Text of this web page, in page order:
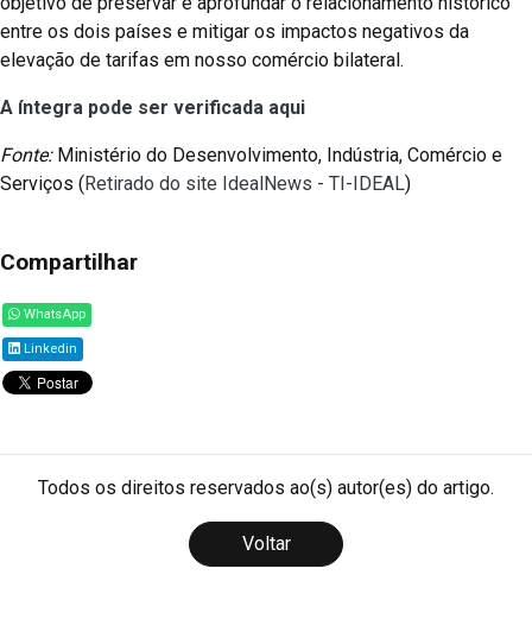
entre os dois países e mitigar os impactos negativos da
elevação de tarifas em nosso comércio bilateral.
A íntegra pode ser verificada aqui
Fonte:Ministério do Desenvolvimento, Indústria, Comércio e
Serviços (Retirado do site IdealNews - TI-IDEAL)
Compartilhar
WhatsApp
Linkedin
Todos os direitos reservados ao(s) autor(es) do artigo.
Voltar